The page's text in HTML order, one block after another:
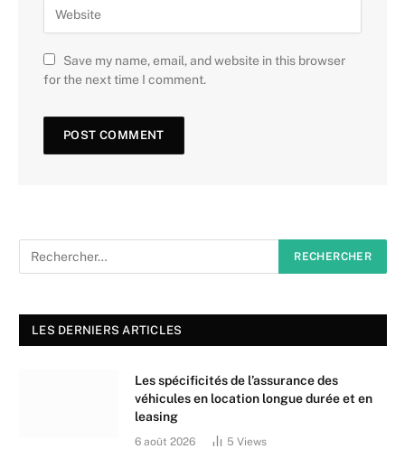
Save my name, email, and website in this browser
for the next time I comment.
LES DERNIERS ARTICLES
Les spécificités de l’assurance des
véhicules en location longue durée et en
leasing
6 août 2026 5 Views